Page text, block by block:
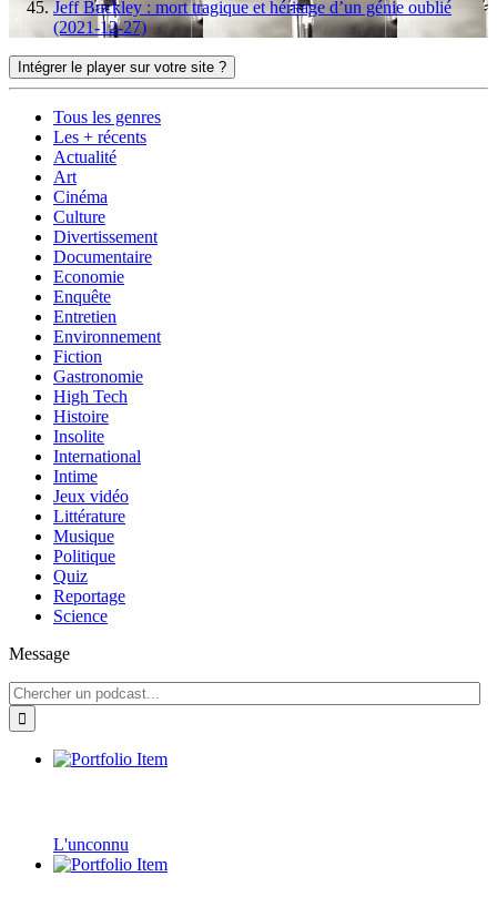
Jeff Buckley : mort tragique et héritage d’un génie oublié
(2021-12-27)
Intégrer le player sur votre site ?
Tous les genres
Les + récents
Actualité
Art
Cinéma
Culture
Divertissement
Documentaire
Economie
Enquête
Entretien
Environnement
Fiction
Gastronomie
High Tech
Histoire
Insolite
International
Intime
Jeux vidéo
Littérature
Musique
Politique
Quiz
Reportage
Science
Message
L'unconnu